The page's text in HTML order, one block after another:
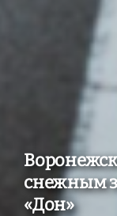
снежным
«Дон»